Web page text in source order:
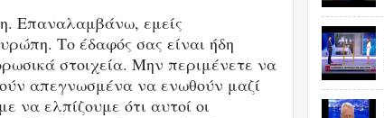
Επαναλαμβάνω, εμείς
Το έδαφός σας είναι ήδη
στοιχεία. Μην περιμένετε να
απεγνωσμένα να ενωθούν μαζί
να ελπίζουμε ότι αυτοί οι